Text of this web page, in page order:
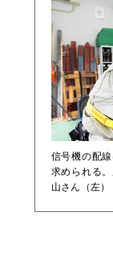
信号機の配
求められる
山さん（左）